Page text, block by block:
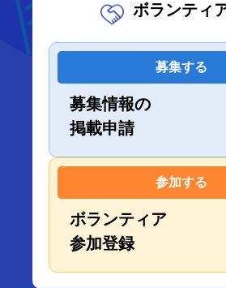
ボランティ
募集する
募集情報の
掲載申請
参加する
ボランティア
参加登録